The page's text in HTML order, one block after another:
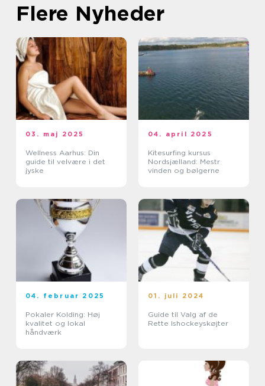
Flere Nyheder
03. maj 2025
Wellness Aarhus: Din
guide til velvære i det
jyske
04. april 2025
Kitesurfing kursus
Nordsjælland: Mestr
vinden og bølgerne
04. februar 2025
Pokaler Kolding: Høj
kvalitet og lokal
håndværk
01. juli 2024
Guide til Valg af de
Rette Ishockeyskøjter